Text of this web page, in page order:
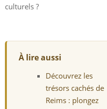
culturels ?
À lire aussi
Découvrez les
trésors cachés de
Reims : plongez